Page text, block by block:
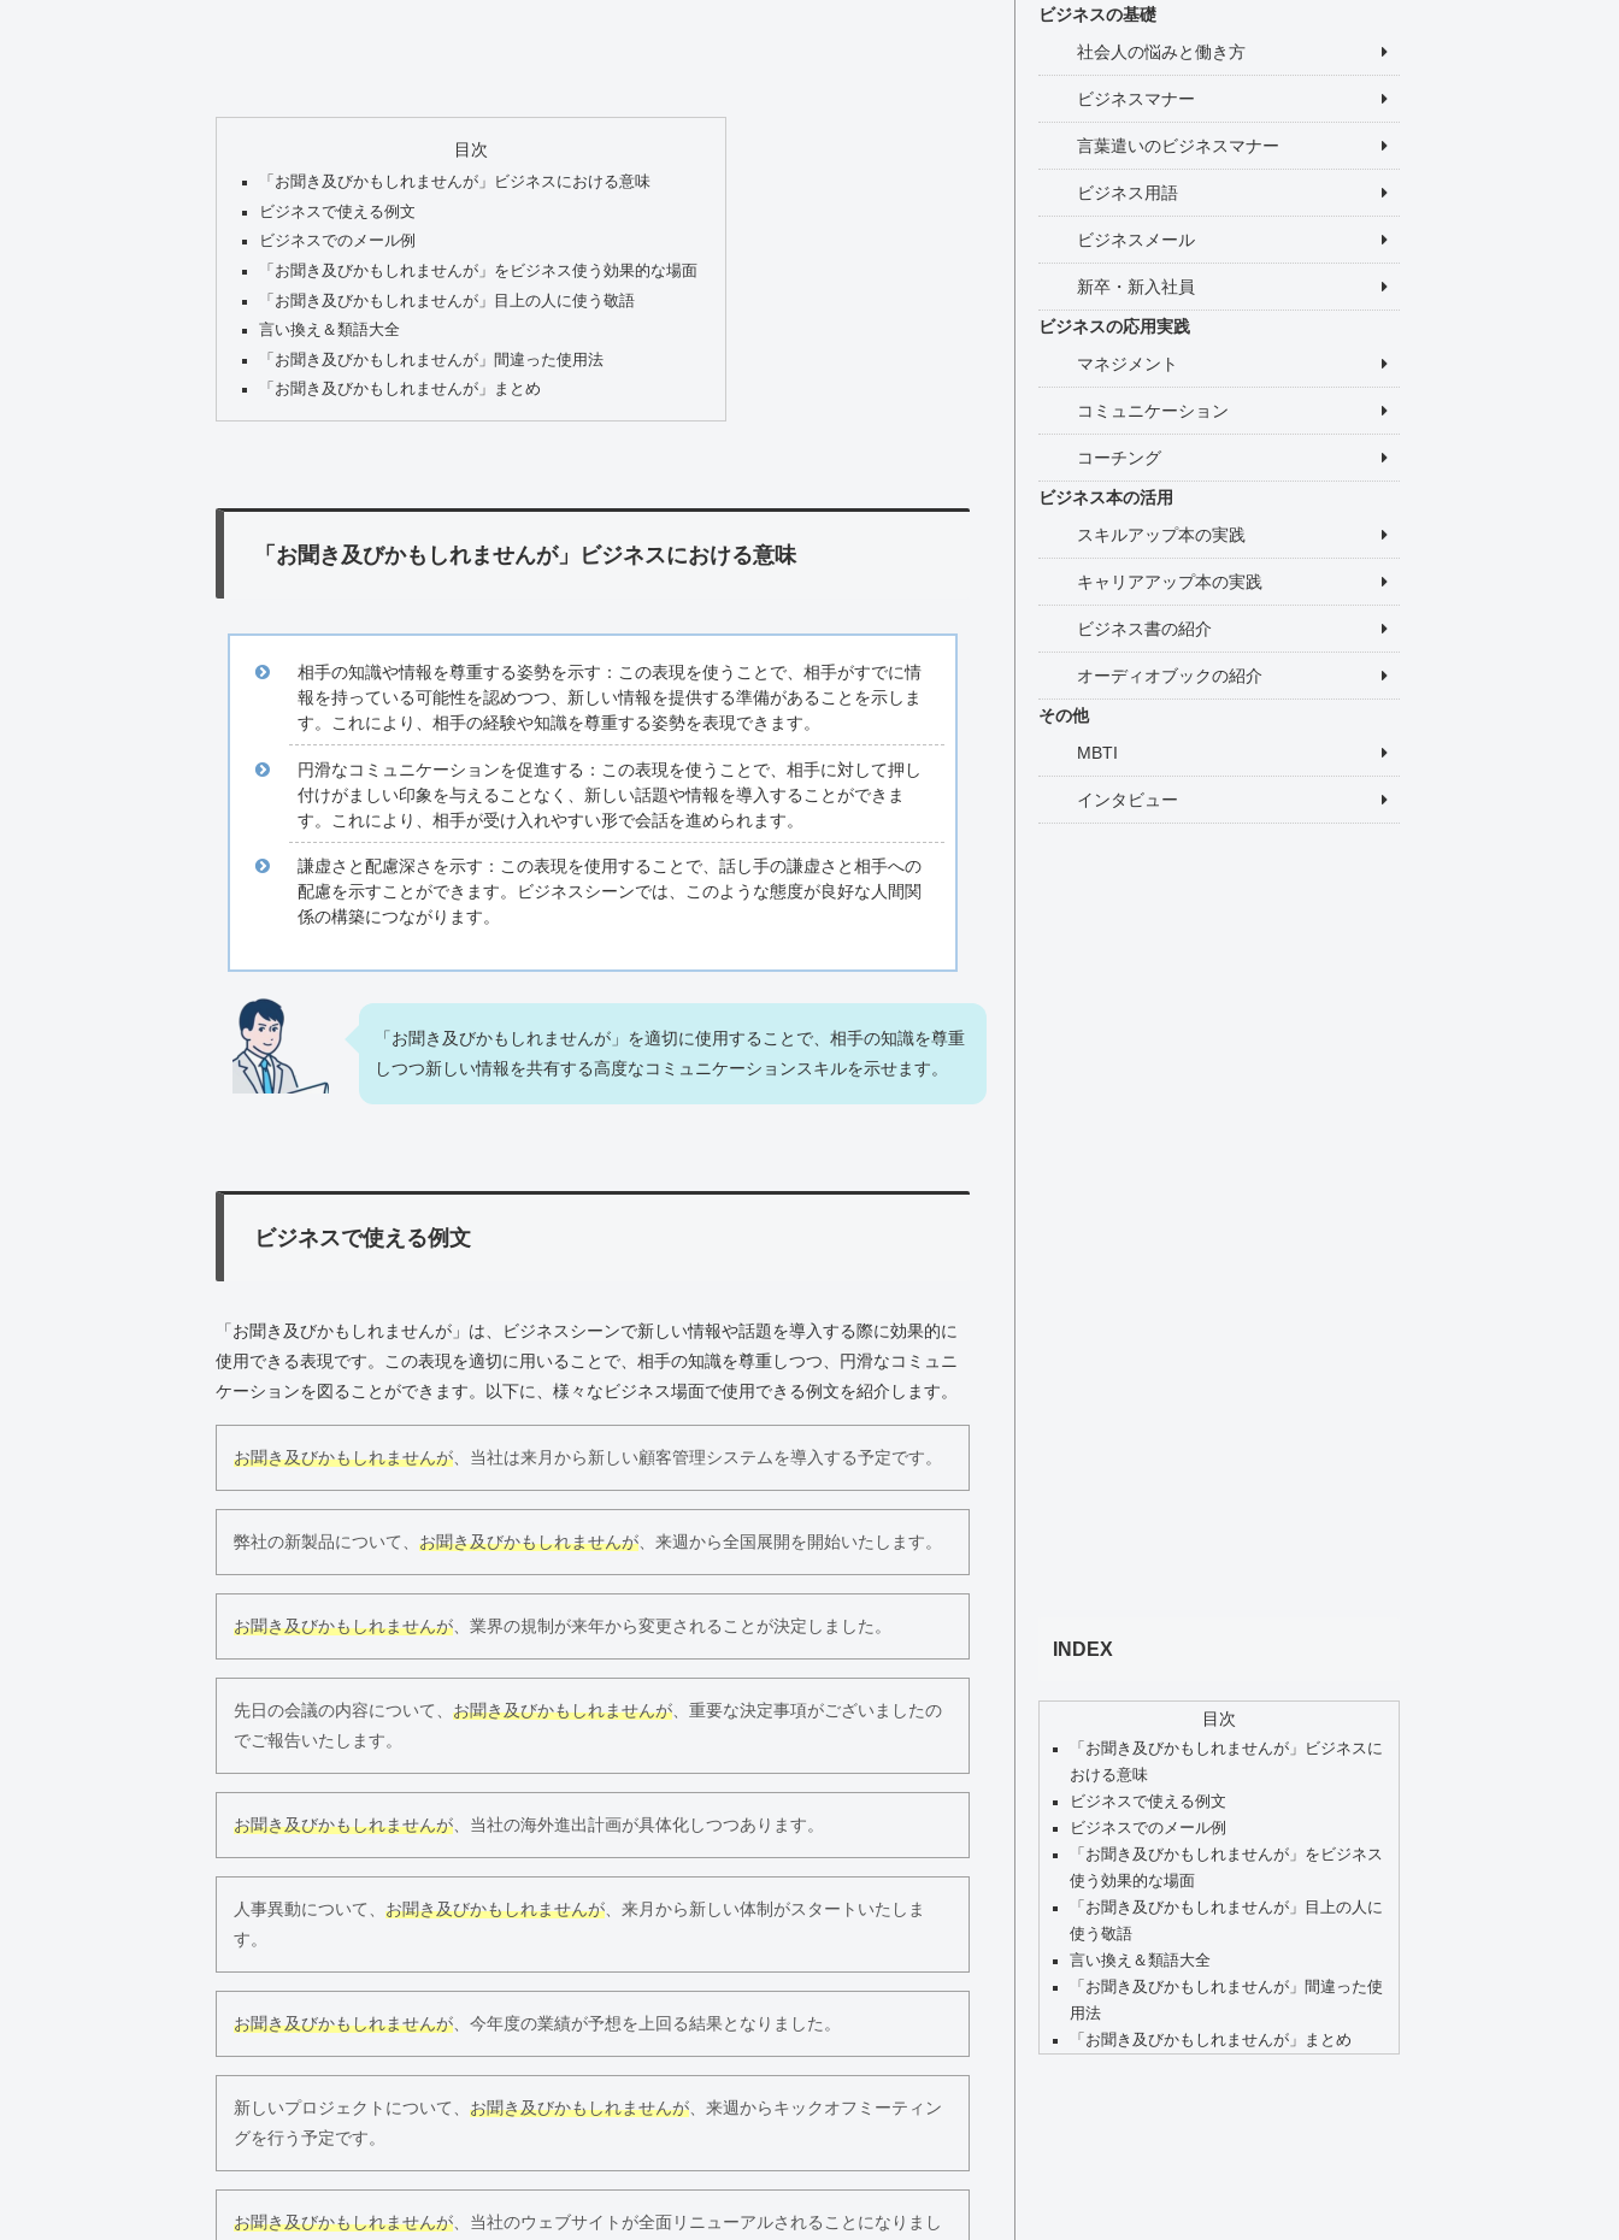
目次
「お聞き及びかもしれませんが」ビジネスにおける意味
ビジネスで使える例文
ビジネスでのメール例
「お聞き及びかもしれませんが」をビジネス使う効果的な場面
「お聞き及びかもしれませんが」目上の人に使う敬語
言い換え＆類語大全
「お聞き及びかもしれませんが」間違った使用法
「お聞き及びかもしれませんが」まとめ
「お聞き及びかもしれませんが」ビジネスにおける意味
相手の知識や情報を尊重する姿勢を示す：この表現を使うことで、相手がすでに情
報を持っている可能性を認めつつ、新しい情報を提供する準備があることを示しま
す。これにより、相手の経験や知識を尊重する姿勢を表現できます。
円滑なコミュニケーションを促進する：この表現を使うことで、相手に対して押し
付けがましい印象を与えることなく、新しい話題や情報を導入することができま
す。これにより、相手が受け入れやすい形で会話を進められます。
謙虚さと配慮深さを示す：この表現を使用することで、話し手の謙虚さと相手への
配慮を示すことができます。ビジネスシーンでは、このような態度が良好な人間関
係の構築につながります。
「お聞き及びかもしれませんが」を適切に使用することで、相手の知識を尊重
しつつ新しい情報を共有する高度なコミュニケーションスキルを示せます。
ビジネスで使える例文
「お聞き及びかもしれませんが」は、ビジネスシーンで新しい情報や話題を導入する際に効果的に
使用できる表現です。この表現を適切に用いることで、相手の知識を尊重しつつ、円滑なコミュニ
ケーションを図ることができます。以下に、様々なビジネス場面で使用できる例文を紹介します。
お聞き及びかもしれませんが 、当社は来月から新しい顧客管理システムを導入する予定です。
弊社の新製品について、 お聞き及びかもしれませんが 、来週から全国展開を開始いたします。
お聞き及びかもしれませんが 、業界の規制が来年から変更されることが決定しました。
先日の会議の内容について、 お聞き及びかもしれませんが 、重要な決定事項がございましたの
でご報告いたします。
お聞き及びかもしれませんが 、当社の海外進出計画が具体化しつつあります。
人事異動について、 お聞き及びかもしれませんが 、来月から新しい体制がスタートいたしま
す。
お聞き及びかもしれませんが 、今年度の業績が予想を上回る結果となりました。
新しいプロジェクトについて、 お聞き及びかもしれませんが 、来週からキックオフミーティン
グを行う予定です。
お聞き及びかもしれませんが 、当社のウェブサイトが全面リニューアルされることになりまし
ビジネスの基礎
社会人の悩みと働き方
ビジネスマナー
言葉遣いのビジネスマナー
ビジネス用語
ビジネスメール
新卒・新入社員
ビジネスの応用実践
マネジメント
コミュニケーション
コーチング
ビジネス本の活用
スキルアップ本の実践
キャリアアップ本の実践
ビジネス書の紹介
オーディオブックの紹介
その他
MBTI
インタビュー
INDEX
目次
「お聞き及びかもしれませんが」ビジネスに
おける意味
ビジネスで使える例文
ビジネスでのメール例
「お聞き及びかもしれませんが」をビジネス
使う効果的な場面
「お聞き及びかもしれませんが」目上の人に
使う敬語
言い換え＆類語大全
「お聞き及びかもしれませんが」間違った使
用法
「お聞き及びかもしれませんが」まとめ